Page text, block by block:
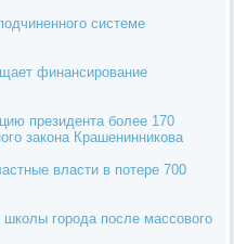
системе
финансирование
президента более 170
закона Крашенинникова
власти в потере 700
школы города после массового